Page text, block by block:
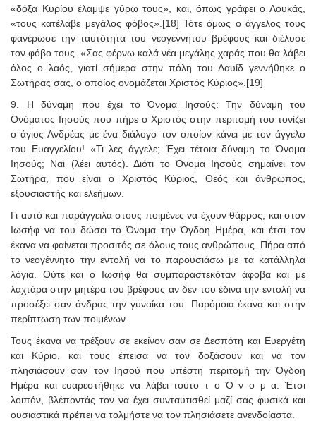
«δόξα Κυρίου έλαμψε γύρω τους», και, όπως γράφει ο Λουκάς,
«τους κατέλαβε μεγάλος φόβος».[18] Τότε όμως ο άγγελος τους
φανέρωσε την ταυτότητα του νεογέννητου βρέφους και διέλυσε
τον φόβο τους. «Σας φέρνω καλά νέα μεγάλης χαράς που θα λάβει
όλος ο λαός, γιατί σήμερα στην πόλη του Δαυίδ γεννήθηκε ο
Σωτήρας σας, ο οποίος ονομάζεται Χριστός Κύριος».[19]
9. Η δύναμη που έχει το Όνομα Ιησούς: Την δύναμη του
Ονόματος Ιησούς που πήρε ο Χριστός στην περιτομή του τονίζει
ο άγιος Ανδρέας με ένα διάλογο τον οποίον κάνει με τον άγγελο
του Ευαγγελίου! «Τι λες άγγελε; Έχει τέτοια δύναμη το Όνομα
Ιησούς; Ναι (λέει αυτός). Διότι το Όνομα Ιησούς σημαίνει τον
Σωτήρα, που είναι ο Χριστός Κύριος, Θεός και άνθρωπος,
εξουσιαστής και ελεήμων.
Γι αυτό και παράγγειλα στους ποιμένες να έχουν θάρρος, και στον
Ιωσήφ να του δώσει το Όνομα την Όγδοη Ημέρα, και έτσι τον
έκανα να φαίνεται προσιτός σε όλους τους ανθρώπους. Πήρα από
το νεογέννητο την εντολή να το παρουσιάσω με τα κατάλληλα
λόγια. Ούτε και ο Ιωσήφ θα συμπαραστεκόταν άφοβα και με
λαχτάρα στην μητέρα του βρέφους αν δεν του έδινα την εντολή να
προσέξει σαν άνδρας την γυναίκα του. Παρόμοια έκανα και στην
περίπτωση των ποιμένων.
Τους έκανα να τρέξουν σε εκείνον σαν σε Δεσπότη και Ευεργέτη
και Κύριο, και τους έπεισα να τον δοξάσουν και να τον
πλησιάσουν σαν τον Ιησού που υπέστη περιτομή την Όγδοη
Ημέρα και ευαρεστήθηκε να λάβει τούτο τ ο Ό ν ο μ α. Έτσι
λοιπόν, βλέποντάς τον να έχει συνταυτισθεί μαζί σας φυσικά και
ουσιαστικά πρέπει να τολμήστε να τον πλησιάσετε ανενδοίαστα.